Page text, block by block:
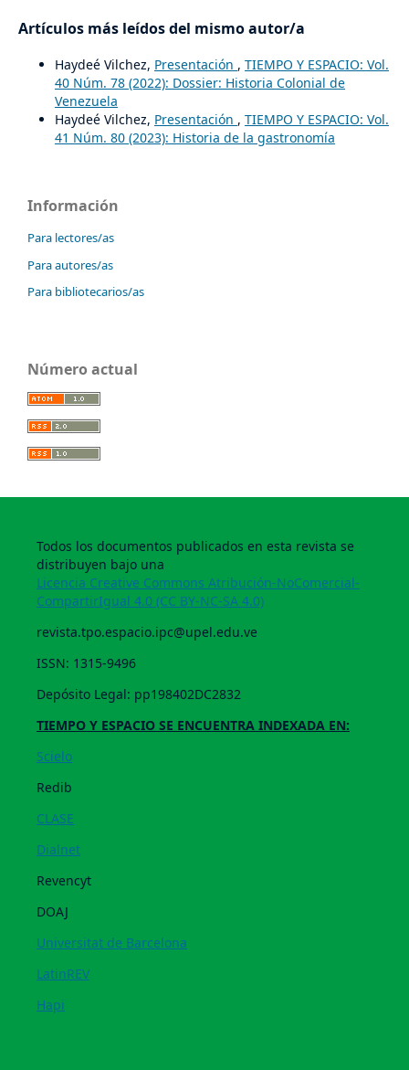
Artículos más leídos del mismo autor/a
Haydeé Vilchez, Presentación , TIEMPO Y ESPACIO: Vol.
40 Núm. 78 (2022): Dossier: Historia Colonial de
Venezuela
Haydeé Vilchez, Presentación , TIEMPO Y ESPACIO: Vol.
41 Núm. 80 (2023): Historia de la gastronomía
Información
Para lectores/as
Para autores/as
Para bibliotecarios/as
Número actual
Todos los documentos publicados en esta revista se
distribuyen bajo una
Licencia Creative Commons Atribución-NoComercial-
CompartirIgual 4.0 (CC BY-NC-SA 4.0)
revista.tpo.espacio.ipc@upel.edu.ve
ISSN: 1315-9496
Depósito Legal: pp198402DC2832
TIEMPO Y ESPACIO SE ENCUENTRA INDEXADA EN:
Scielo
Redib
CLASE
Dialnet
Revencyt
DOAJ
Universitat de Barcelona
LatinREV
Hapi